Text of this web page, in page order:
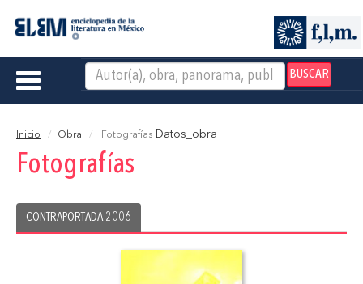
BUSCAR
Toggle
Inicio Obra Fotografías Datos_obra
Fotografías
CONTRAPORTADA 2006